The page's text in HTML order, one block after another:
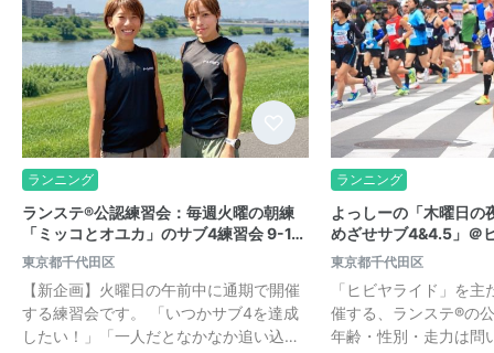
ランニング
ランステ®公認練習会：毎週火曜の朝練
「ミッコとオユカ」のサブ4練習会 9-1…
東京都千代田区
【新企画】火曜日の午前中に通期で開催
する練習会です。 「いつかサブ4を達成
したい！」「一人だとなかなか追い込…
ランニング
よっしーの「木曜日の
めざせサブ4&4.5」＠
東京都千代田区
「ヒビヤライド」を
催する、ランステ®の
年齢・性別・走力は問